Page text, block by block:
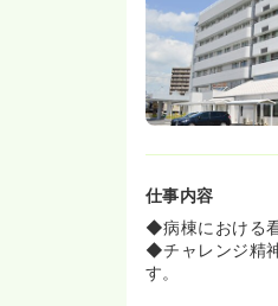
◆単身・女性
生活に非常に
◆半日有給の
≪残業が少な
◆年間休日は
もプライベー
≪子育て両立
◆「おかやま
◆院内保育所
仕事内容
◆病棟における
◆チャレンジ精
す。